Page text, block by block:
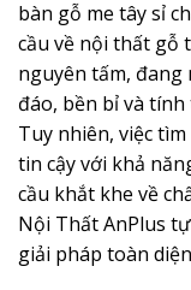
bàn gỗ me tây sỉ
cầu về nội thất gỗ
nguyên tấm, đang
đáo, bền bỉ và
Tuy nhiên, việc
tin cậy với khả
cầu khắt khe về
Nội Thất AnPlus
giải pháp toàn